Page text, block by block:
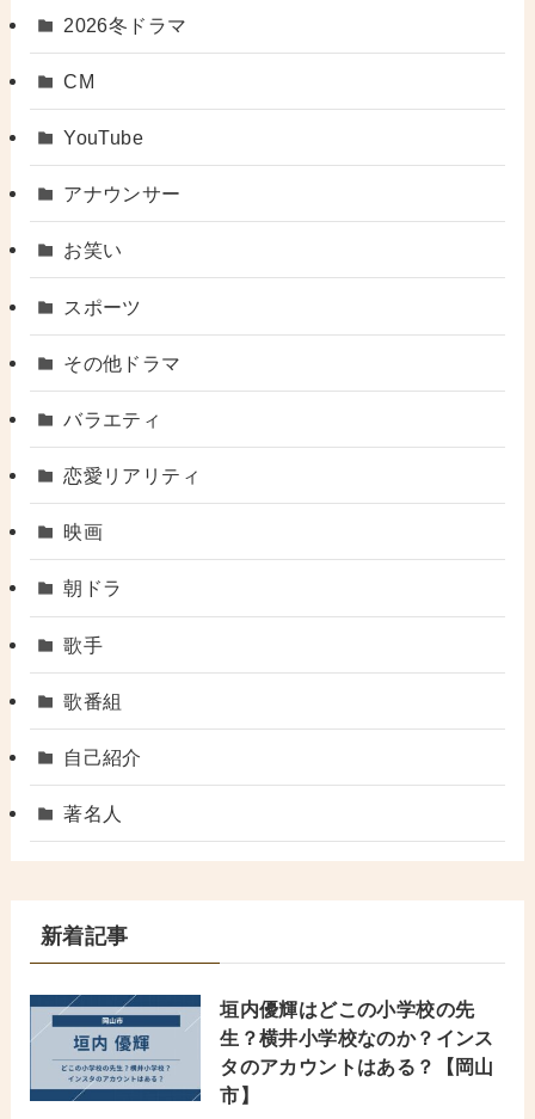
2026冬ドラマ
CM
YouTube
アナウンサー
お笑い
スポーツ
その他ドラマ
バラエティ
恋愛リアリティ
映画
朝ドラ
歌手
歌番組
自己紹介
著名人
新着記事
垣内優輝はどこの小学校の先
生？横井小学校なのか？インス
タのアカウントはある？【岡山
市】